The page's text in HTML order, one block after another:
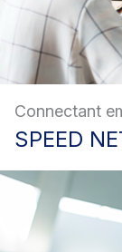
Connectant
SPEED